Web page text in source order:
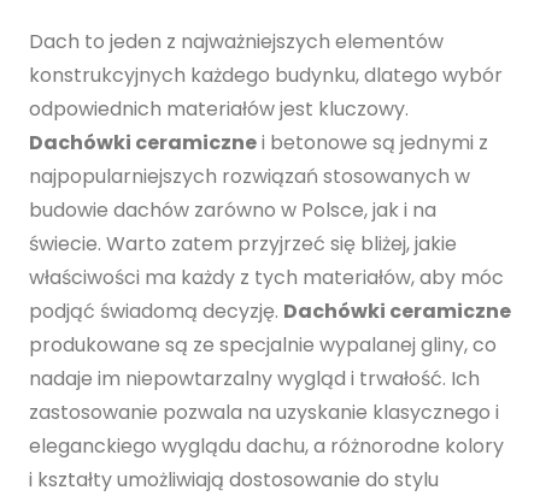
Dach to jeden z najważniejszych elementów
konstrukcyjnych każdego budynku, dlatego wybór
odpowiednich materiałów jest kluczowy.
Dachówki ceramicznei betonowe są jednymi z
najpopularniejszych rozwiązań stosowanych w
budowie dachów zarówno w Polsce, jak i na
świecie. Warto zatem przyjrzeć się bliżej, jakie
właściwości ma każdy z tych materiałów, aby móc
podjąć świadomą decyzję. Dachówki ceramiczne
produkowane są ze specjalnie wypalanej gliny, co
nadaje im niepowtarzalny wygląd i trwałość. Ich
zastosowanie pozwala na uzyskanie klasycznego i
eleganckiego wyglądu dachu, a różnorodne kolory
i kształty umożliwiają dostosowanie do stylu